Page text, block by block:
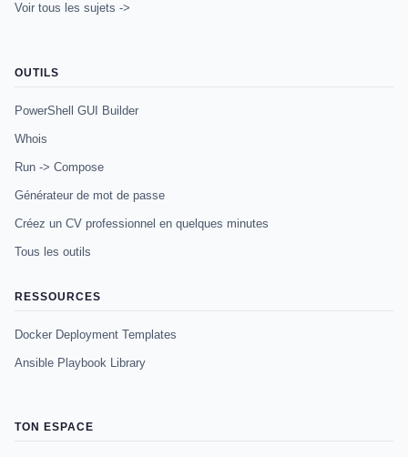
Voir tous les sujets ->
OUTILS
PowerShell GUI Builder
Whois
Run -> Compose
Générateur de mot de passe
Créez un CV professionnel en quelques minutes
Tous les outils
RESSOURCES
Docker Deployment Templates
Ansible Playbook Library
TON ESPACE